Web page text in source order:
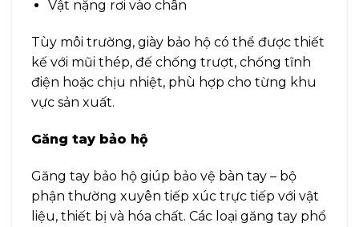
Vật nặng rơi vào chân
Tùy môi trường, giày bảo hộ có thể được thiết
kế với mũi thép, đế chống trượt, chống tĩnh
điện hoặc chịu nhiệt, phù hợp cho từng khu
vực sản xuất.
Găng tay bảo hộ
Găng tay bảo hộ giúp bảo vệ bàn tay – bộ
phận thường xuyên tiếp xúc trực tiếp với vật
liệu, thiết bị và hóa chất. Các loại găng tay phổ